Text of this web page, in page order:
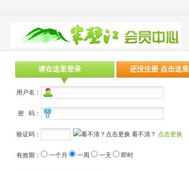
请在这里登录 还没注册 点击这里
用户名：
密 码：
验证码： 看不清？ 点击更换
有效期： 一个月 一周 一天 即时